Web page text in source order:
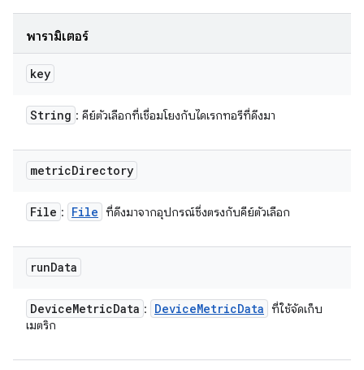
พารามิเตอร์
key
String : คีย์ตัวเลือกที่เชื่อมโยงกับไดเรกทอรีที่ดึงมา
metricDirectory
File : File ที่ดึงมาจากอุปกรณ์ซึ่งตรงกับคีย์ตัวเลือก
runData
DeviceMetricData : DeviceMetricData ที่ใช้จัดเก็บ
เมตริก